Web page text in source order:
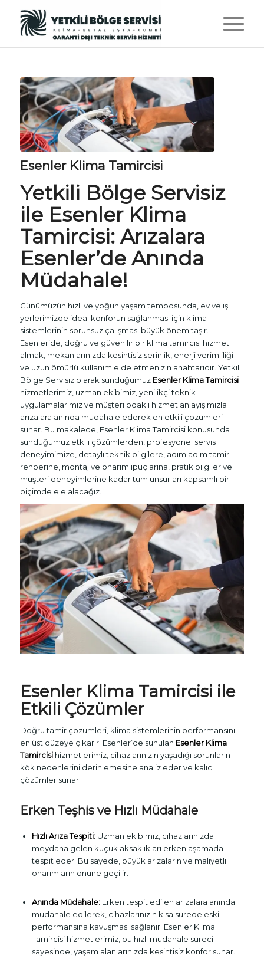
Esenler Klima Tamircisi
Yetkili Bölge Servisiz
ile Esenler Klima
Tamircisi: Arızalara
Esenler’de Anında
Müdahale!
Günümüzün hızlı ve yoğun yaşam temposunda, ev ve iş
yerlerimizde ideal konforun sağlanması için klima
sistemlerinin sorunsuz çalışması büyük önem taşır.
Esenler’de, doğru ve güvenilir bir klima tamircisi hizmeti
almak, mekanlarınızda kesintisiz serinlik, enerji verimliliği
ve uzun ömürlü kullanım elde etmenizin anahtarıdır. Yetkili
Bölge Servisiz olarak sunduğumuz Esenler Klima Tamircisi
hizmetlerimiz, uzman ekibimiz, yenilikçi teknik
uygulamalarımız ve müşteri odaklı hizmet anlayışımızla
arızalara anında müdahale ederek en etkili çözümleri
sunar. Bu makalede, Esenler Klima Tamircisi konusunda
sunduğumuz etkili çözümlerden, profesyonel servis
deneyimimize, detaylı teknik bilgilere, adım adım tamir
rehberine, montaj ve onarım ipuçlarına, pratik bilgiler ve
müşteri deneyimlerine kadar tüm unsurları kapsamlı bir
biçimde ele alacağız.
Esenler Klima Tamircisi ile
Etkili Çözümler
Doğru tamir çözümleri, klima sistemlerinin performansını
en üst düzeye çıkarır. Esenler’de sunulan Esenler Klima
Tamircisihizmetlerimiz, cihazlarınızın yaşadığı sorunların
kök nedenlerini derinlemesine analiz eder ve kalıcı
çözümler sunar.
Erken Teşhis ve Hızlı Müdahale
Hızlı Arıza Tespiti:Uzman ekibimiz, cihazlarınızda
meydana gelen küçük aksaklıkları erken aşamada
tespit eder. Bu sayede, büyük arızaların ve maliyetli
onarımların önüne geçilir.
Anında Müdahale:Erken tespit edilen arızalara anında
müdahale edilerek, cihazlarınızın kısa sürede eski
performansına kavuşması sağlanır. Esenler Klima
Tamircisi hizmetlerimiz, bu hızlı müdahale süreci
sayesinde, yaşam alanlarınızda kesintisiz konfor sunar.